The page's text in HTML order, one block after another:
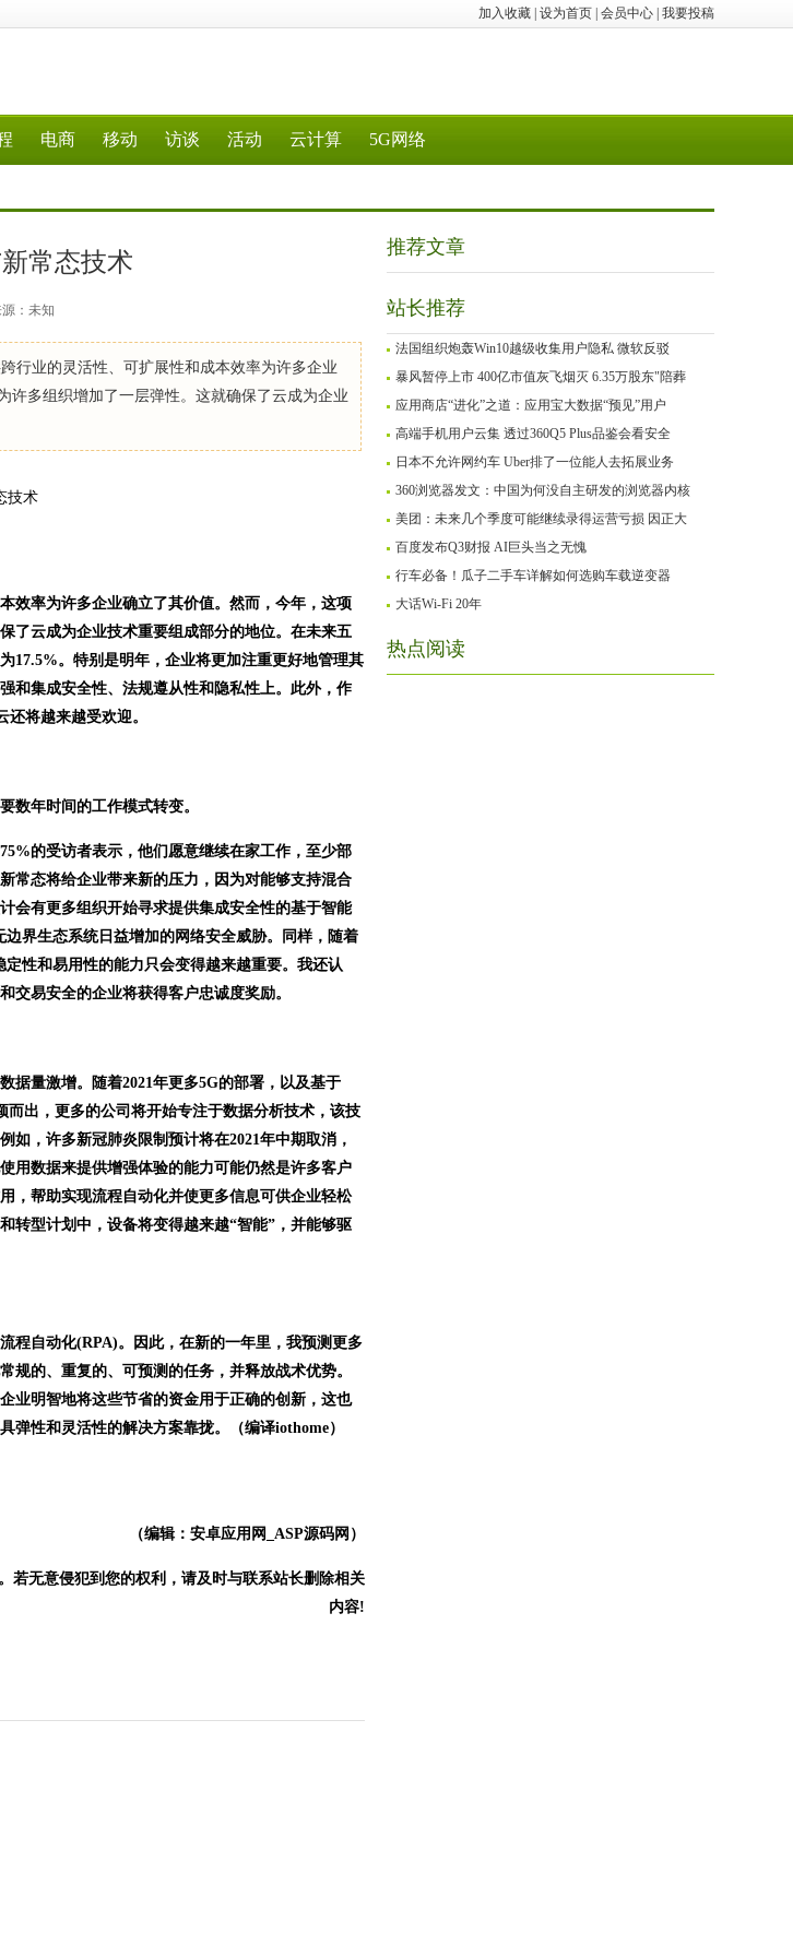
加入收藏 设为首页 会员中心 我要投稿
电商 移动 访谈 活动 云计算 5G网络
常态技术
：未知
行业的灵活性、可扩展性和成本效率为许多企业
许多组织增加了一层弹性。这就确保了云成为企业
效率为许多企业确立了其价值。然而，今年，这项
了云成为企业技术重要组成部分的地位。在未来五
17.5%。特别是明年，企业将更加注重更好地管理其
和集成安全性、法规遵从性和隐私性上。此外，作
将越来越受欢迎。
数年时间的工作模式转变。
的受访者表示，他们愿意继续在家工作，至少部
常态将给企业带来新的压力，因为对能够支持混合
会有更多组织开始寻求提供集成安全性的基于智能
界生态系统日益增加的网络安全威胁。同样，随着
性和易用性的能力只会变得越来越重要。我还认
交易安全的企业将获得客户忠诚度奖励。
据量激增。随着2021年更多5G的部署，以及基于
出，更多的公司将开始专注于数据分析技术，该技
，许多新冠肺炎限制预计将在2021年中期取消，
用数据来提供增强体验的能力可能仍然是许多客户
，帮助实现流程自动化并使更多信息可供企业轻松
转型计划中，设备将变得越来越“智能”，并能够驱
程自动化(RPA)。因此，在新的一年里，我预测更多
的、重复的、可预测的任务，并释放战术优势。
业明智地将这些节省的资金用于正确的创新，这也
性和灵活性的解决方案靠拢。（编译iothome）
（编辑：安卓应用网_ASP源码网）
若无意侵犯到您的权利，请及时与联系站长删除相关
内容!
推荐文章
站长推荐
法国组织炮轰Win10越级收集用户隐私 微软反驳
暴风暂停上市 400亿市值灰飞烟灭 6.35万股东"陪葬
应用商店“进化”之道：应用宝大数据“预见”用户
高端手机用户云集 透过360Q5 Plus品鉴会看安全
日本不允许网约车 Uber排了一位能人去拓展业务
360浏览器发文：中国为何没自主研发的浏览器内核
美团：未来几个季度可能继续录得运营亏损 因正大
百度发布Q3财报 AI巨头当之无愧
行车必备！瓜子二手车详解如何选购车载逆变器
大话Wi-Fi 20年
热点阅读